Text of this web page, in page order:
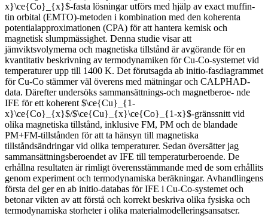
x}\ce{Co}_{x}$-fasta lösningar utförs med hjälp av exact muffin-
tin orbital (EMTO)-metoden i kombination med den koherenta
potentialapproximationen (CPA) för att hantera kemisk och
magnetisk slumpmässighet. Denna studie visar att
jämviktsvolymerna och magnetiska tillstånd är avgörande för en
kvantitativ beskrivning av termodynamiken för Cu-Co-systemet vid
temperaturer upp till 1400 K. Det förutsagda ab initio-fasdiagrammet
för Cu-Co stämmer väl överens med mätningar och CALPHAD-
data. Därefter undersöks sammansättnings-och magnetberoe- nde
IFE för ett koherent $\ce{Cu}_{1-
x}\ce{Co}_{x}$/$\ce{Cu}_{x}\ce{Co}_{1-x}$-gränssnitt vid
olika magnetiska tillstånd, inklusive FM, PM och de blandade
PM+FM-tillstånden för att ta hänsyn till magnetiska
tillståndsändringar vid olika temperaturer. Sedan översätter jag
sammansättningsberoendet av IFE till temperaturberoende. De
erhållna resultaten är rimligt överensstämmande med de som erhållits
genom experiment och termodynamiska beräkningar. Avhandlingens
första del ger en ab initio-databas för IFE i Cu-Co-systemet och
betonar vikten av att förstå och korrekt beskriva olika fysiska och
termodynamiska storheter i olika materialmodelleringsansatser.